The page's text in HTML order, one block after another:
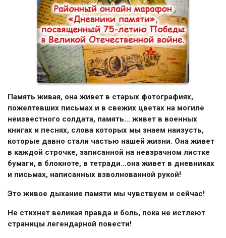
Память живая, она живет в старых фотографиях,
пожелтевших письмах и в свежих цветах на могиле
неизвестного солдата, память… живет в военных
книгах и песнях, слова которых мы знаем наизусть,
которые давно стали частью нашей жизни. Она живет
в каждой строчке, записанной на невзрачном листке
бумаги, в блокноте, в тетради…она живет в дневниках
и письмах, написанных взволнованной рукой!
Это живое дыхание памяти мы чувствуем и сейчас!
Не стихнет великая правда и боль, пока не истлеют
страницы легендарной повести!